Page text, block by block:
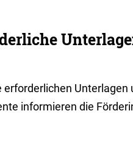
erforderlichen Unterlagen
informieren die